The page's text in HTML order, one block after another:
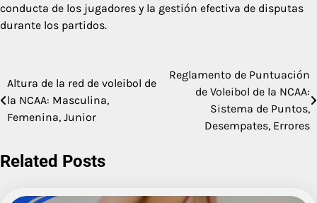
conducta de los jugadores y la gestión efectiva de disputas
durante los partidos.
Post
navigation
Altura de la red de voleibol de
la NCAA: Masculina,
Femenina, Junior
Reglamento de Puntuación
de Voleibol de la NCAA:
Sistema de Puntos,
Desempates, Errores
Related Posts